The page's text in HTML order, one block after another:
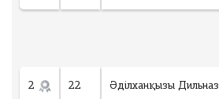
2 22 Әділханқызы Дильназ